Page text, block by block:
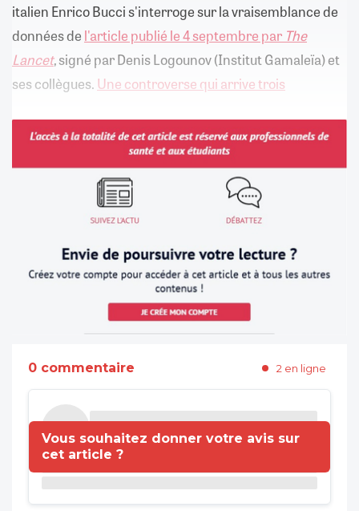
italien Enrico Bucci s'interroge sur la vraisemblance de
données de l'article publié le 4 septembre par The
Lancet, signé par Denis Logounov (Institut Gamaleïa) et
ses collègues. Une controverse qui arrive trois
0 commentaire 2 en ligne
Vous souhaitez donner votre avis sur
cet article ?